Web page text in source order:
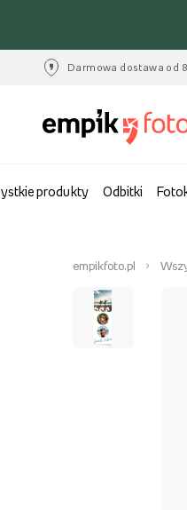
Darmowa dostawa od
produkty Odbitki
empikfoto.pl